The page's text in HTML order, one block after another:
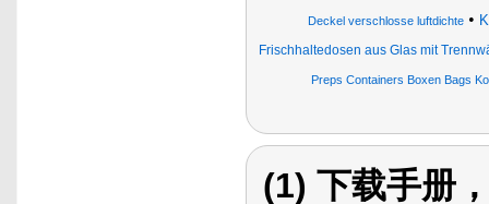
Deckel verschlosse luftdichte •
Frischhaltedosen aus Glas mit
Preps Containers Boxen Bags
(1) 下载手册